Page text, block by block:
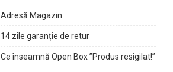
Adresă Magazin
14 zile garanție de retur
Ce înseamnă Open Box ”Produs resigilat!”